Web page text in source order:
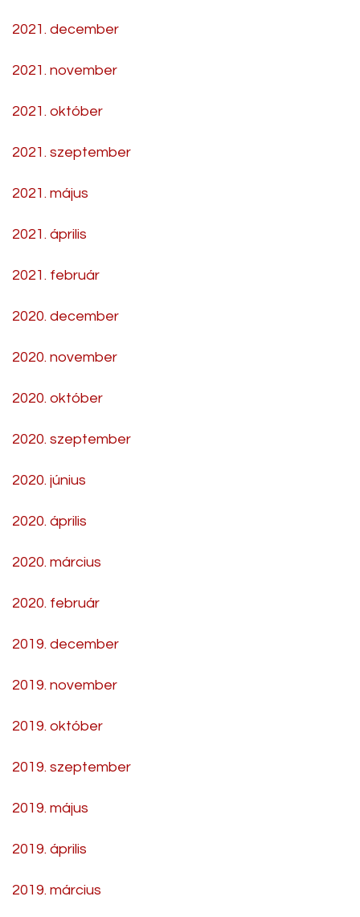
2021. december
2021. november
2021. október
2021. szeptember
2021. május
2021. április
2021. február
2020. december
2020. november
2020. október
2020. szeptember
2020. június
2020. április
2020. március
2020. február
2019. december
2019. november
2019. október
2019. szeptember
2019. május
2019. április
2019. március